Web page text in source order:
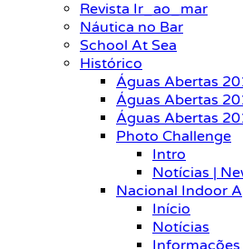
Revista Ir_ao_mar
Náutica no Bar
School At Sea
Histórico
Águas Abertas
Águas Abertas
Águas Abertas
Photo Challenge
Intro
Notícias |
Nacional Indoor
Início
Notícias
Informações